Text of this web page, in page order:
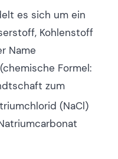
es sich um ein
Kohlenstoff
Name
Formel:
zum
(NaCl)